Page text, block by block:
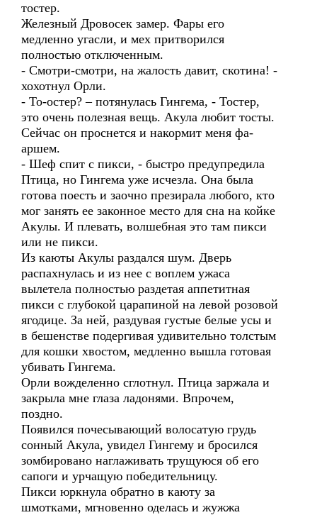
тостер.
Железный Дровосек замер. Фары его
медленно угасли, и мех притворился
полностью отключенным.
- Смотри-смотри, на жалость давит, скотина! -
хохотнул Орли.
- То-остер? – потянулась Гингема, - Тостер,
это очень полезная вещь. Акула любит тосты.
Сейчас он проснется и накормит меня фа-
аршем.
- Шеф спит с пикси, - быстро предупредила
Птица, но Гингема уже исчезла. Она была
готова поесть и заочно презирала любого, кто
мог занять ее законное место для сна на койке
Акулы. И плевать, волшебная это там пикси
или не пикси.
Из каюты Акулы раздался шум. Дверь
распахнулась и из нее с воплем ужаса
вылетела полностью раздетая аппетитная
пикси с глубокой царапиной на левой розовой
ягодице. За ней, раздувая густые белые усы и
в бешенстве подергивая удивительно толстым
для кошки хвостом, медленно вышла готовая
убивать Гингема.
Орли вожделенно сглотнул. Птица заржала и
закрыла мне глаза ладонями. Впрочем,
поздно.
Появился почесывающий волосатую грудь
сонный Акула, увидел Гингему и бросился
зомбировано наглаживать трущуюся об его
сапоги и урчащую победительницу.
Пикси юркнула обратно в каюту за
шмотками, мгновенно оделась и жужжа